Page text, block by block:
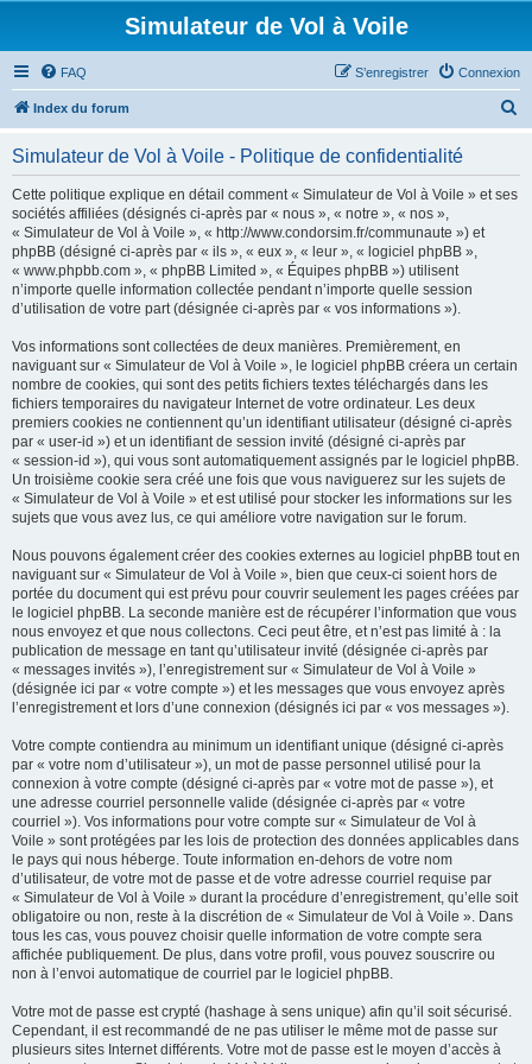
Simulateur de Vol à Voile
FAQ Connexion
S’enregistrer
Index du forum
Simulateur de Vol à Voile - Politique de confidentialité
Cette politique explique en détail comment « Simulateur de Vol à Voile » et ses
sociétés affiliées (désignés ci-après par « nous », « notre », « nos »,
« Simulateur de Vol à Voile », « http://www.condorsim.fr/communaute ») et
phpBB (désigné ci-après par « ils », « eux », « leur », « logiciel phpBB »,
« www.phpbb.com », « phpBB Limited », « Équipes phpBB ») utilisent
n’importe quelle information collectée pendant n’importe quelle session
d’utilisation de votre part (désignée ci-après par « vos informations »).
Vos informations sont collectées de deux manières. Premièrement, en
naviguant sur « Simulateur de Vol à Voile », le logiciel phpBB créera un certain
nombre de cookies, qui sont des petits fichiers textes téléchargés dans les
fichiers temporaires du navigateur Internet de votre ordinateur. Les deux
premiers cookies ne contiennent qu’un identifiant utilisateur (désigné ci-après
par « user-id ») et un identifiant de session invité (désigné ci-après par
« session-id »), qui vous sont automatiquement assignés par le logiciel phpBB.
Un troisième cookie sera créé une fois que vous naviguerez sur les sujets de
« Simulateur de Vol à Voile » et est utilisé pour stocker les informations sur les
sujets que vous avez lus, ce qui améliore votre navigation sur le forum.
Nous pouvons également créer des cookies externes au logiciel phpBB tout en
naviguant sur « Simulateur de Vol à Voile », bien que ceux-ci soient hors de
portée du document qui est prévu pour couvrir seulement les pages créées par
le logiciel phpBB. La seconde manière est de récupérer l’information que vous
nous envoyez et que nous collectons. Ceci peut être, et n’est pas limité à : la
publication de message en tant qu’utilisateur invité (désignée ci-après par
« messages invités »), l’enregistrement sur « Simulateur de Vol à Voile »
(désignée ici par « votre compte ») et les messages que vous envoyez après
l’enregistrement et lors d’une connexion (désignés ici par « vos messages »).
Votre compte contiendra au minimum un identifiant unique (désigné ci-après
par « votre nom d’utilisateur »), un mot de passe personnel utilisé pour la
connexion à votre compte (désigné ci-après par « votre mot de passe »), et
une adresse courriel personnelle valide (désignée ci-après par « votre
courriel »). Vos informations pour votre compte sur « Simulateur de Vol à
Voile » sont protégées par les lois de protection des données applicables dans
le pays qui nous héberge. Toute information en-dehors de votre nom
d’utilisateur, de votre mot de passe et de votre adresse courriel requise par
« Simulateur de Vol à Voile » durant la procédure d’enregistrement, qu’elle soit
obligatoire ou non, reste à la discrétion de « Simulateur de Vol à Voile ». Dans
tous les cas, vous pouvez choisir quelle information de votre compte sera
affichée publiquement. De plus, dans votre profil, vous pouvez souscrire ou
non à l’envoi automatique de courriel par le logiciel phpBB.
Votre mot de passe est crypté (hashage à sens unique) afin qu’il soit sécurisé.
Cependant, il est recommandé de ne pas utiliser le même mot de passe sur
plusieurs sites Internet différents. Votre mot de passe est le moyen d’accès à